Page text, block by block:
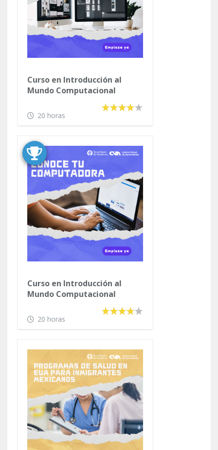
Curso en Introducción al
Mundo Computacional
20 horas
Curso en Introducción al
Mundo Computacional
20 horas